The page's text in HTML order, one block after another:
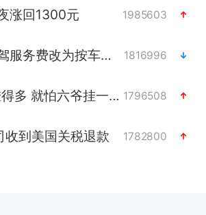
涨回1300元 1985603
新疆景区自驾服务费改为按车收费 1816996
“不怕六爷挂得多 就怕六爷挂一颗” 1796508
收到美国关税退款 1782800